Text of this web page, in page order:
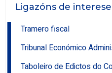
Ligazóns de interese
Tramero fiscal
Tribunal Económico
Taboleiro de Edictos do